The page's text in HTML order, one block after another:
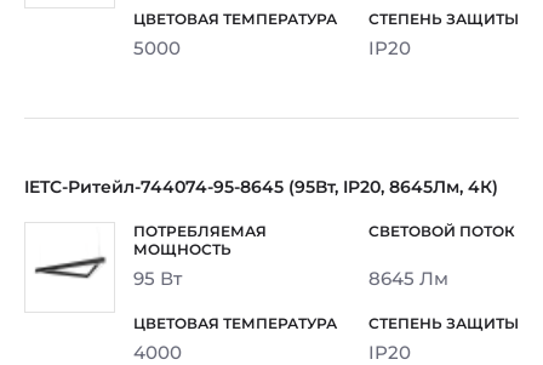
5000 IP20
IETC-Ритейл-744074-95-8645 (95Вт, IP20, 8645Лм, 4К)
95 Вт 8645 Лм
4000 IP20